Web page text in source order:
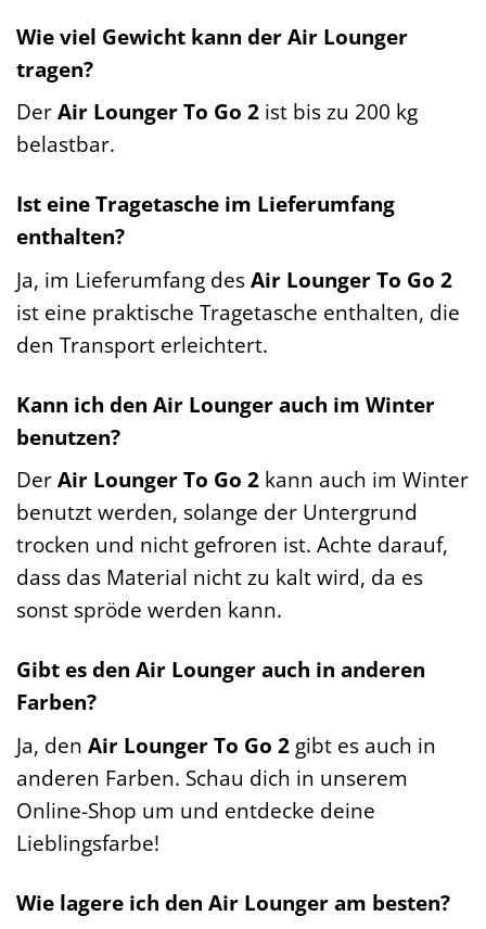
Wie viel Gewicht kann der Air Lounger
tragen?
DerAir Lounger To Go 2 ist bis zu 200 kg
belastbar.
Ist eine Tragetasche im Lieferumfang
enthalten?
Ja, im Lieferumfang desAir Lounger To Go 2
ist eine praktische Tragetasche enthalten, die
den Transport erleichtert.
Kann ich den Air Lounger auch im Winter
benutzen?
DerAir Lounger To Go 2 kann auch im Winter
benutzt werden, solange der Untergrund
trocken und nicht gefroren ist. Achte darauf,
dass das Material nicht zu kalt wird, da es
sonst spröde werden kann.
Gibt es den Air Lounger auch in anderen
Farben?
Ja, den Air Lounger To Go 2 gibt es auch in
anderen Farben. Schau dich in unserem
Online-Shop um und entdecke deine
Lieblingsfarbe!
Wie lagere ich den Air Lounger am besten?